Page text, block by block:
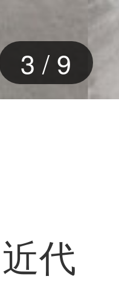
3 / 9
代